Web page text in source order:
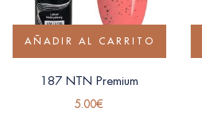
AÑADIR AL CARRITO
187 NTN Premium
5.00€